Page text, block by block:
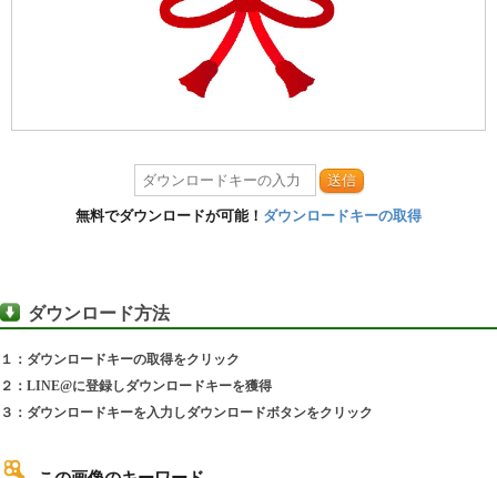
送信
無料でダウンロードが可能！ ダウンロードキーの取得
ダウンロード方法
１：ダウンロードキーの取得をクリック
２：LINE@に登録しダウンロードキーを獲得
３：ダウンロードキーを入力しダウンロードボタンをクリック